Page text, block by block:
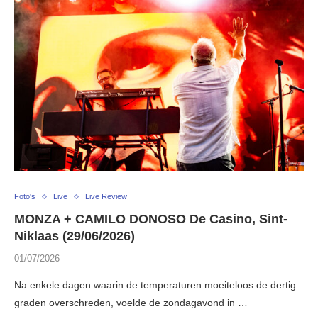
Foto's Live Live Review
MONZA + CAMILO DONOSO De Casino, Sint-
Niklaas (29/06/2026)
01/07/2026
Na enkele dagen waarin de temperaturen moeiteloos de dertig
graden overschreden, voelde de zondagavond in …